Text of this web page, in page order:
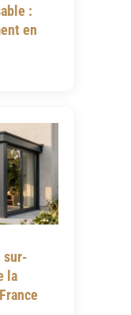
:
en
sur-
la